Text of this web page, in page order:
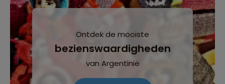
Ontdek de mooiste
bezienswaardigheden
van Argentinië